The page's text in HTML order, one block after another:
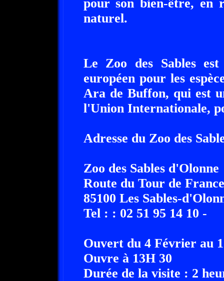
pour son bien-être, en
naturel.
Le Zoo des Sables
européen pour les
Ara de Buffon, qui est
l'Union Internationale,
Adresse du Zoo des
Zoo des Sables d'Olonne
Route du Tour de France
85100 Les Sables-
Tel : : 02 51 95 14 10 -
Ouvert du 4 Février au
Ouvre à 13H 30
Durée de la visite : 2